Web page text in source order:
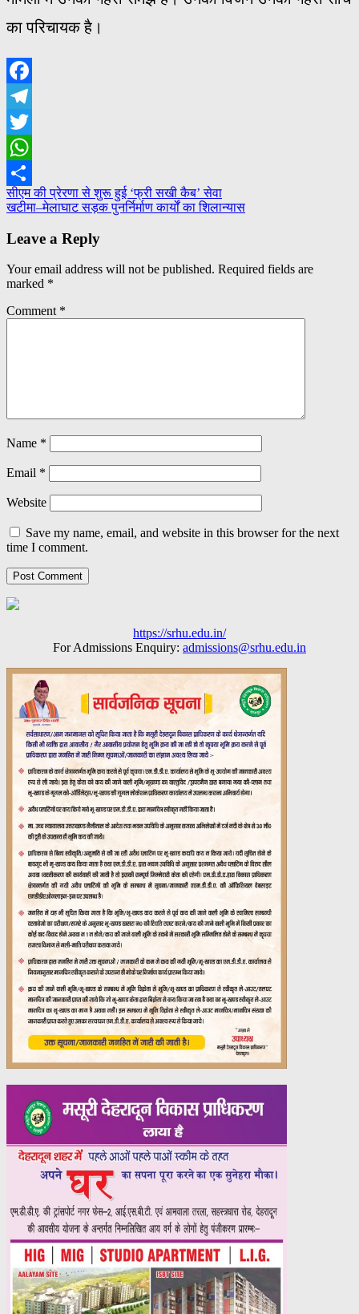
का परिचायक है।
Facebook
Telegram
Twitter
WhatsApp
Share
Post
navigation
सीएम की प्रेरणा से शुरू हुई ‘फ्री सखी कैब’ सेवा
खटीमा–मेलाघाट सड़क पुनर्निर्माण कार्यों का शिलान्यास
Leave a Reply
Your email address will not be published. Required fields are
marked *
Comment *
Name *
Email *
Website
Save my name, email, and website in this browser for the next
time I comment.
https://srhu.edu.in/
For Admissions Enquiry: admissions@srhu.edu.in